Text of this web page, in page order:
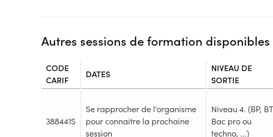
Autres sessions de formation disponibles
CODE
CARIF
DATES
NIVEAU DE
SORTIE
388441S
Se rapprocher de l'organisme
pour connaitre la prochaine
session
Niveau 4. (BP,
Bac pro ou
techno, ...)